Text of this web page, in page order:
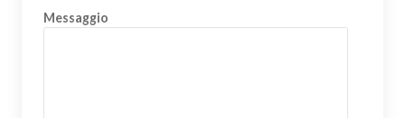
Messaggio